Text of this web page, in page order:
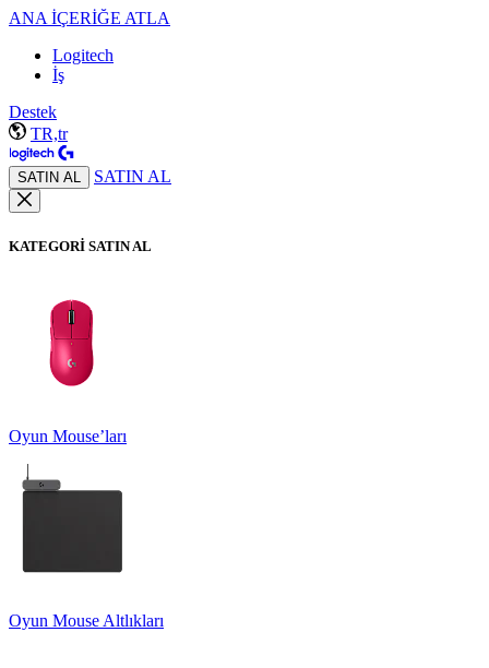
ANA İÇERİĞE ATLA
Logitech
İş
Destek
TR,tr
SATIN AL SATIN AL
KATEGORİ SATIN AL
Oyun Mouse’ları
Oyun Mouse Altlıkları